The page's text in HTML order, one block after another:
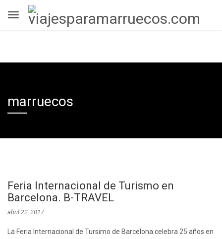
marruecos
Feria Internacional de Turismo en
Barcelona. B-TRAVEL
abril 22, 2017
La Feria Internacional de Tursimo de Barcelona celebra 25 años en